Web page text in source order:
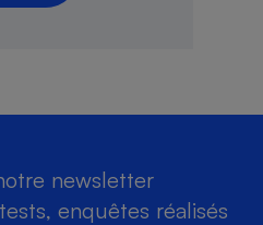
newsletter
enquêtes réalisés